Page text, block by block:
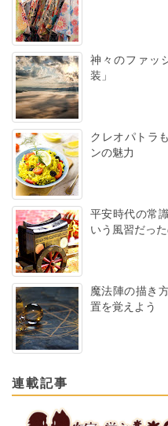
神々のファッ
装」
クレオパトラ
ンの魅力
平安時代の常
いう風習だっ
魔法陣の描き
置を覚えよう
連載記事